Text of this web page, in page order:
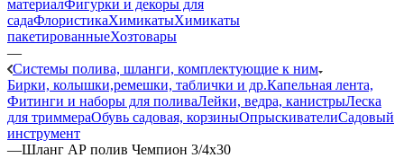
материалФигурки и декоры для
садаФлористикаХимикатыХимикаты
пакетированныеХозтовары
—
Системы полива, шланги, комплектующие к ним
Бирки, колышки,ремешки, таблички и др.Капельная лента,
Фитинги и наборы для поливаЛейки, ведра, канистрыЛеска
для триммераОбувь садовая, корзиныОпрыскивателиСадовый
инструмент
—Шланг АР полив Чемпион 3/4х30